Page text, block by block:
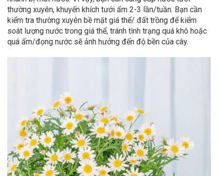
thường xuyên, khuyến khích tưới ẩm 2-3 lần/tuần. Bạn cần
kiểm tra thường xuyên bề mặt giá thể/ đất trồng để kiểm
soát lượng nước trong giá thể, tránh tình trạng quá khô hoặc
quá ẩm/đọng nước sẽ ảnh hưởng đến độ bền của cây.